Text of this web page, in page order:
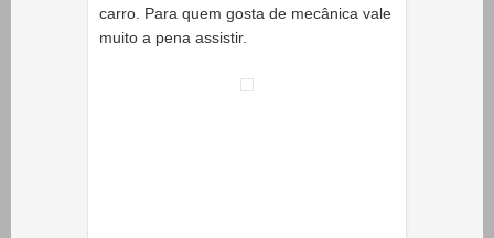
carro. Para quem gosta de mecânica vale
muito a pena assistir.